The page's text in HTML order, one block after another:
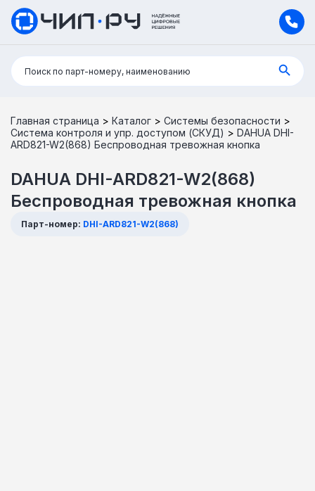
Поиск:
Поиск по парт-номеру, наименованию
Главная страница > Каталог > Системы безопасности >
Система контроля и упр. доступом (СКУД) > DAHUA DHI-
ARD821-W2(868) Беспроводная тревожная кнопка
DAHUA DHI-ARD821-W2(868)
Беспроводная тревожная кнопка
Парт-номер: DHI-ARD821-W2(868)